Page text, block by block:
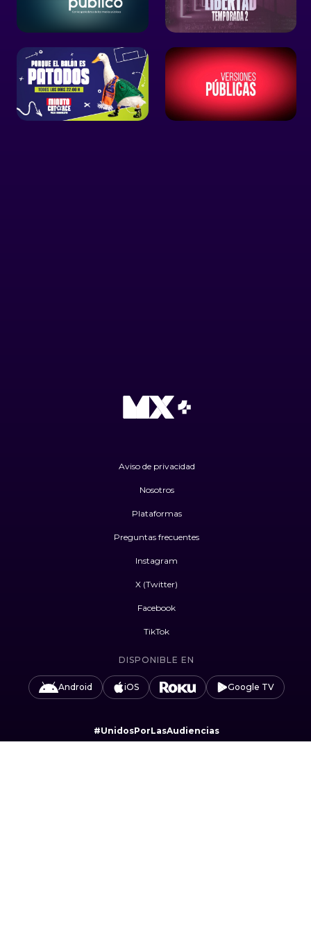
Aviso de privacidad
Nosotros
Plataformas
Preguntas frecuentes
Instagram
X (Twitter)
Facebook
TikTok
DISPONIBLE EN
Android iOS Google TV
#UnidosPorLasAudiencias